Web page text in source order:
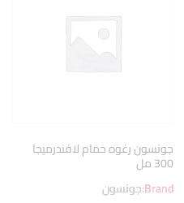
جونسون رغوه حمام لافندرميجا
300 مل
Brand:جونسون